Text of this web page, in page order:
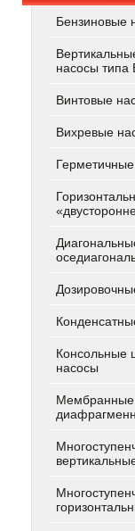
Бензиновые
насосы типа
Винтовые
Вихревые
Консольные
насосы
Мембранные